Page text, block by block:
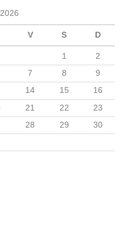
V S D
1
2
7 8
9
14 15
16
21 22
23
28 29
30